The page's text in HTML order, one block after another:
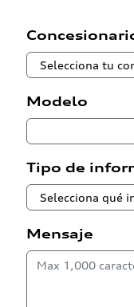
Modelo
Tipo de
Mensaje